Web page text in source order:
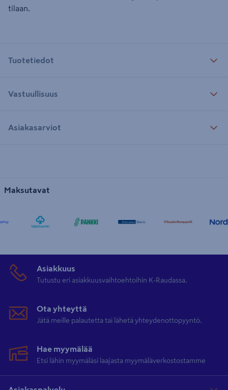
tilaan.
Tuotetiedot
Vastuullisuus
Asiakasarviot
Maksutavat
Asiakkuus
Tutustu eri asiakkuusvaihtoehtoihin K-Raudassa.
Ota yhteyttä
Jätä meille palautetta tai lähetä yhteydenottopyyntö.
Hae myymälää
Etsi lähin myymäläsi laajasta myymäläverkostostamme